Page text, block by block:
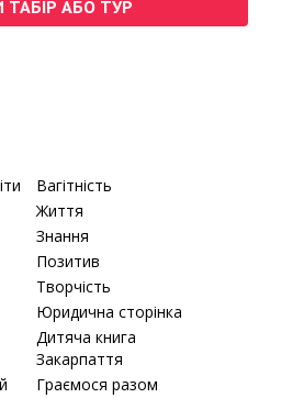
ТАБІР АБО ТУР
Вагітність
Життя
Знання
Позитив
Творчість
Юридична сторінка
Дитяча книга
Закарпаття
Граємося разом